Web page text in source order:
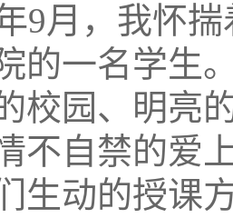
，我怀揣
的一名学生
校园、明亮
不自禁的爱
生动的授课